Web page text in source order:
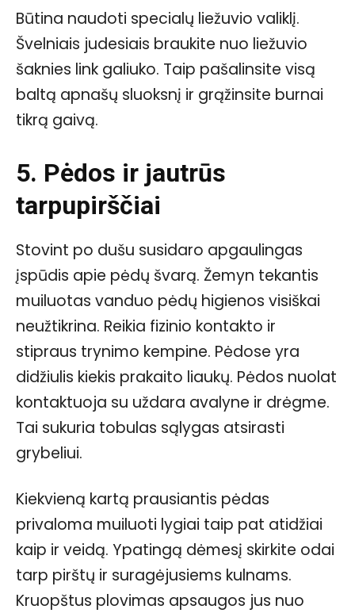
Būtina naudoti specialų liežuvio valiklį.
Švelniais judesiais braukite nuo liežuvio
šaknies link galiuko. Taip pašalinsite visą
baltą apnašų sluoksnį ir grąžinsite burnai
tikrą gaivą.
5. Pėdos ir jautrūs
tarpupirščiai
Stovint po dušu susidaro apgaulingas
įspūdis apie pėdų švarą. Žemyn tekantis
muiluotas vanduo pėdų higienos visiškai
neužtikrina. Reikia fizinio kontakto ir
stipraus trynimo kempine. Pėdose yra
didžiulis kiekis prakaito liaukų. Pėdos nuolat
kontaktuoja su uždara avalyne ir drėgme.
Tai sukuria tobulas sąlygas atsirasti
grybeliui.
Kiekvieną kartą prausiantis pėdas
privaloma muiluoti lygiai taip pat atidžiai
kaip ir veidą. Ypatingą dėmesį skirkite odai
tarp pirštų ir suragėjusiems kulnams.
Kruopštus plovimas apsaugos jus nuo